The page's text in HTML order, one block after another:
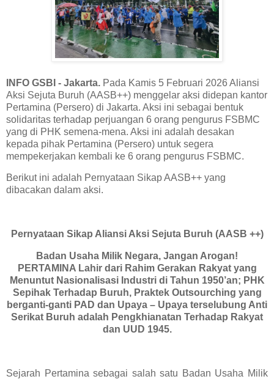
INFO GSBI - Jakarta. Pada Kamis 5 Februari 2026 Aliansi
Aksi Sejuta Buruh (AASB++) menggelar aksi didepan kantor
Pertamina (Persero) di Jakarta. Aksi ini sebagai bentuk
solidaritas terhadap perjuangan 6 orang pengurus FSBMC
yang di PHK semena-mena. Aksi ini adalah desakan
kepada pihak Pertamina (Persero) untuk segera
mempekerjakan kembali ke 6 orang pengurus FSBMC.
Berikut ini adalah Pernyataan Sikap AASB++ yang
dibacakan dalam aksi.
Pernyataan Sikap Aliansi Aksi Sejuta Buruh (AASB ++)
Badan Usaha Milik Negara, Jangan Arogan!
PERTAMINA Lahir dari Rahim Gerakan Rakyat yang
Menuntut Nasionalisasi Industri di Tahun 1950’an; PHK
Sepihak Terhadap Buruh, Praktek Outsourching yang
berganti-ganti PAD dan Upaya – Upaya terselubung Anti
Serikat Buruh adalah Pengkhianatan Terhadap Rakyat
dan UUD 1945.
Sejarah Pertamina sebagai salah satu Badan Usaha Milik